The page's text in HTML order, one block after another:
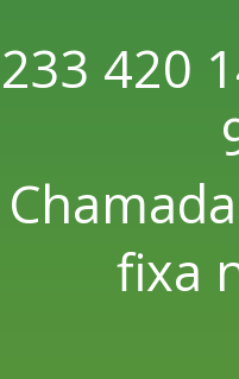
233 420
fixa